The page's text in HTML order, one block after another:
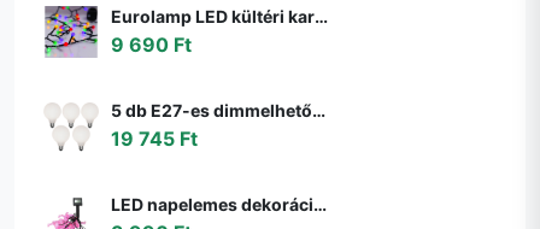
Eurolamp LED kültéri karácsonyi fényfüzér LINE 500 LED 17,9 m IP44 többszínű 600
9 690 Ft
5 db E27-es dimmelhető LED izzó G95 matt 4W 430lm 2200-4000K szett
19 745 Ft
LED napelemes dekorációs lánc 10xLED/1,2V 300mAh 3,8m IP44 flamingó 311535